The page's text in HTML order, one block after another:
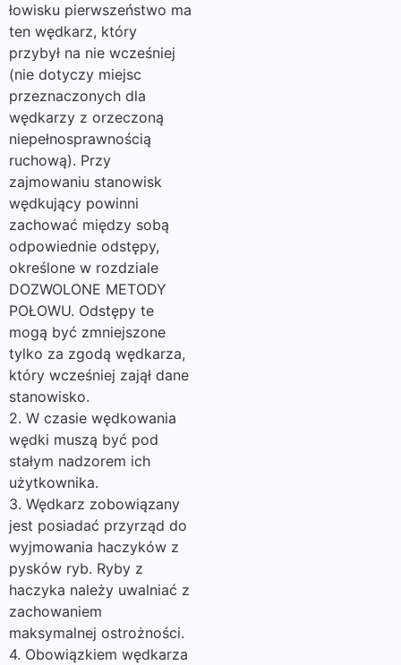
łowisku pierwszeństwo ma
ten wędkarz, który
przybył na nie wcześniej
(nie dotyczy miejsc
przeznaczonych dla
wędkarzy z orzeczoną
niepełnosprawnością
ruchową). Przy
zajmowaniu stanowisk
wędkujący powinni
zachować między sobą
odpowiednie odstępy,
określone w rozdziale
DOZWOLONE METODY
POŁOWU. Odstępy te
mogą być zmniejszone
tylko za zgodą wędkarza,
który wcześniej zajął dane
stanowisko.
2. W czasie wędkowania
wędki muszą być pod
stałym nadzorem ich
użytkownika.
3. Wędkarz zobowiązany
jest posiadać przyrząd do
wyjmowania haczyków z
pysków ryb. Ryby z
haczyka należy uwalniać z
zachowaniem
maksymalnej ostrożności.
4. Obowiązkiem wędkarza